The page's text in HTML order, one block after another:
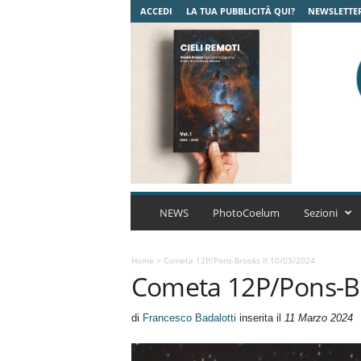
ACCEDI LA TUA PUBBLICITÀ QUI?
C
u
m
A
r
NEWS PhotoCoelum Sezioni
Home > Cometa 12P/Pons-Brooks Il 10/03/2024
Cometa 12P/Pons-
di Francesco Badalotti inserita il 11 Marzo 2024